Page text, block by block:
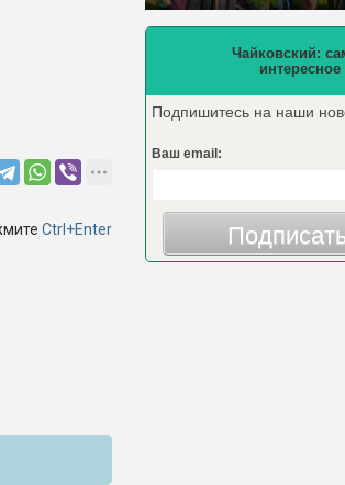
Ctrl+Enter
Чайковский:
интересное
Подпишитесь на наши
Ваш email: